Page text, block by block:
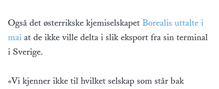
Også det østerrikske kjemiselskapet Borealis uttalte i
mai at de ikke ville delta i slik eksport fra sin terminal
i Sverige.
«Vi kjenner ikke til hvilket selskap som står bak